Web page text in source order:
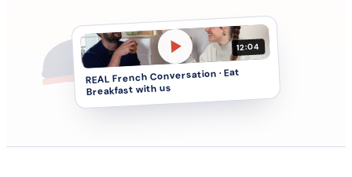
12:04
REAL French Conversation · Eat
Breakfast with us